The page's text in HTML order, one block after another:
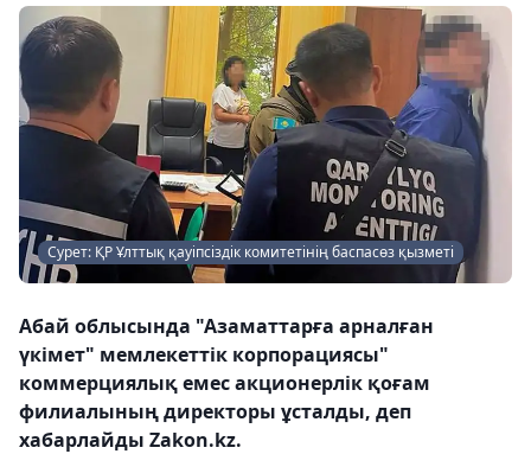
Сурет: ҚР Ұлттық қауіпсіздік комитетінің баспасөз қызметі
Абай облысында "Азаматтарға арналған
үкімет" мемлекеттік корпорациясы"
коммерциялық емес акционерлік қоғам
филиалының директоры ұсталды, деп
хабарлайды Zakon.kz.